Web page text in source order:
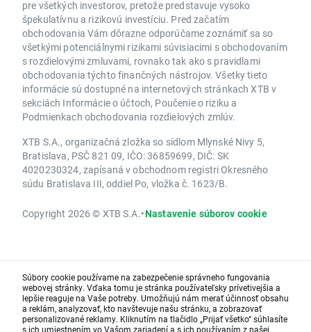
pre všetkých investorov, pretože predstavuje vysoko
špekulatívnu a rizikovú investíciu. Pred začatím
obchodovania Vám dôrazne odporúčame zoznámiť sa so
všetkými potenciálnymi rizikami súvisiacimi s obchodovaním
s rozdielovými zmluvami, rovnako tak ako s pravidlami
obchodovania týchto finančných nástrojov. Všetky tieto
informácie sú dostupné na internetových stránkach XTB v
sekciách Informácie o účtoch, Poučenie o riziku a
Podmienkach obchodovania rozdielových zmlúv.
XTB S.A., organizačná zložka so sídlom Mlynské Nivy 5,
Bratislava, PSČ 821 09, IČO: 36859699, DIČ: SK
4020230324, zapísaná v obchodnom registri Okresného
súdu Bratislava III, oddiel Po, vložka č. 1623/B.
Copyright 2026 © XTB S.A.•Nastavenie súborov cookie
Súbory cookie používame na zabezpečenie správneho fungovania
webovej stránky. Vďaka tomu je stránka používateľsky prívetivejšia a
lepšie reaguje na Vaše potreby. Umožňujú nám merať účinnosť obsahu
a reklám, analyzovať, kto navštevuje našu stránku, a zobrazovať
personalizované reklamy. Kliknutím na tlačidlo „Prijať všetko“ súhlasíte
s ich umiestnením vo Vašom zariadení a s ich používaním z našej